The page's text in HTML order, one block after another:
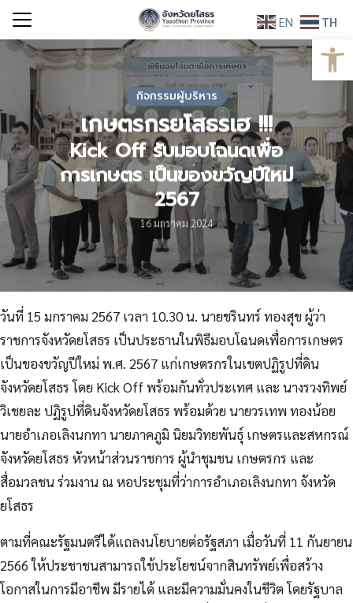
Skip
content
Search
for:
กิจกรรมผู้บริหาร
เกษตรกรยโสธรเฮ !!!
Kick Off รับมอบโฉนดเพื่อ
การเกษตร เป็นของขวัญปีใหม่
2567
16 มกราคม 2024
วันที่ 15 มกราคม 2567 เวลา 10.30 น. นายชรินทร์ ทองสุข ผู้ว่า
ราชการจังหวัดยโสธร เป็นประธานในพิธีมอบโฉนดเพื่อการเกษตร
เป็นของขวัญปีใหม่ พ.ศ. 2567 แก่เกษตรกรในเขตปฏิรูปที่ดิน
จังหวัดยโสธร โดย Kick Off พร้อมกันทั่วประเทศ และ นางรวงทิพย์
วิเชยละ ปฏิรูปที่ดินจังหวัดยโสธร พร้อมด้วย นายวรเทพ ทองน้อย
นายอำเภอเลิงนกทา นายภาคภูมิ นิยมวิทยพันธุ์ เกษตรและสหกรณ์
จังหวัดยโสธร หัวหน้าส่วนราชการ ผู้นำชุมชน เกษตรกร และ
สื่อมวลชน ร่วมงาน ณ หอประชุมที่ว่าการอำเภอเลิงนกทา จังหวัด
ยโสธร
ตามที่คณะรัฐมนตรีได้แถลงนโยบายต่อรัฐสภา เมื่อวันที่ 11 กันยายน
2566 ให้ประชาชนสามารถใช้ประโยชน์จากสินทรัพย์เพื่อสร้าง
โอกาสในการมีอาชีพ มีรายได้ และมีความมั่นคงในชีวิต โดยรัฐบาล
EN TH